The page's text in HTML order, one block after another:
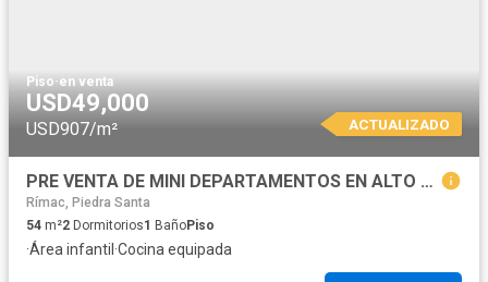
Piso·en venta
USD49,000
USD907/m² ACTUALIZADO
PRE VENTA DE MINI DEPARTAMENTOS EN ALTO SELVA ALEGRE A UNA CUADRA DE AV LAS TORRES 2DO PISO
Rímac, Piedra Santa
54 m²2 Dormitorios1 BañoPiso
·Área infantil ·Cocina equipada